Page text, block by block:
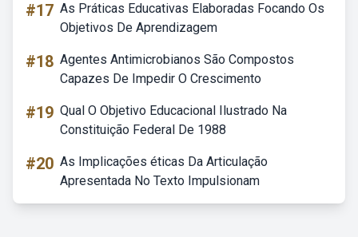
#17 As Práticas Educativas Elaboradas Focando Os
Objetivos De Aprendizagem
#18 Agentes Antimicrobianos São Compostos
Capazes De Impedir O Crescimento
#19 Qual O Objetivo Educacional Ilustrado Na
Constituição Federal De 1988
#20 As Implicações éticas Da Articulação
Apresentada No Texto Impulsionam